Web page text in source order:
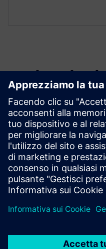
Esplora le
prodotti
Informazioni e
Migration Services for
OYTEC | Pagina iniziale